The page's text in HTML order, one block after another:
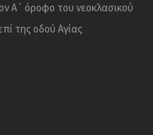
Α΄ όροφο του νεοκλασικού
της οδού Αγίας